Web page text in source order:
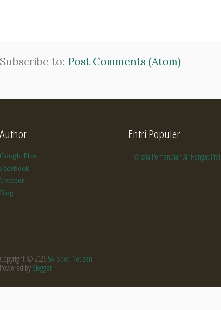
Subscribe to: Post Comments (Atom)
Author
Google Plus
Facebook
Twitter
Blog
Entri Populer
Wisata Pemandian Air Hangat
Copyright ©202656 'Spot' Netizen
Powered byBlogger